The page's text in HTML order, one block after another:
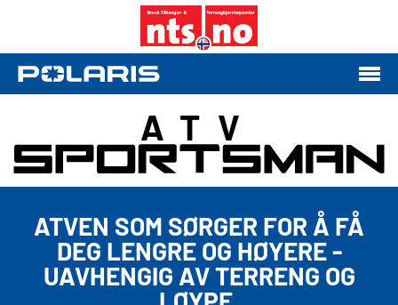
ATV
ATVEN SOM SØRGER FOR Å FÅ
DEG LENGRE OG HØYERE -
UAVHENGIG AV TERRENG OG